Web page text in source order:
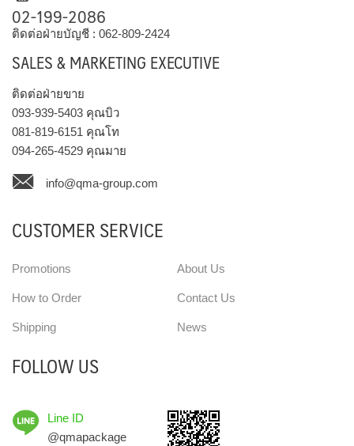
02-199-2086
ติดต่อฝ่ายบัญชี : 062-809-2424
SALES & MARKETING EXECUTIVE
ติดต่อฝ่ายขาย
093-939-5403 คุณบิว
081-819-6151 คุณโท
094-265-4529 คุณมาย
info@qma-group.com
CUSTOMER SERVICE
Promotions
How to Order
Shipping
About Us
Contact Us
News
FOLLOW US
Line ID
@qmapackage